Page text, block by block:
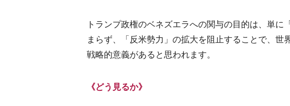
トランプ政権のベネズエラへの関与の目的は、単
まらず、「反米勢力」の拡大を阻止することで、世
戦略的意義があると思われます。
《どう見るか》